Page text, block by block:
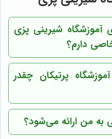
آموزشگاه شیرینی پزی
دارم؟
پرتیکان چقدر
به من ارائه می‌شود؟